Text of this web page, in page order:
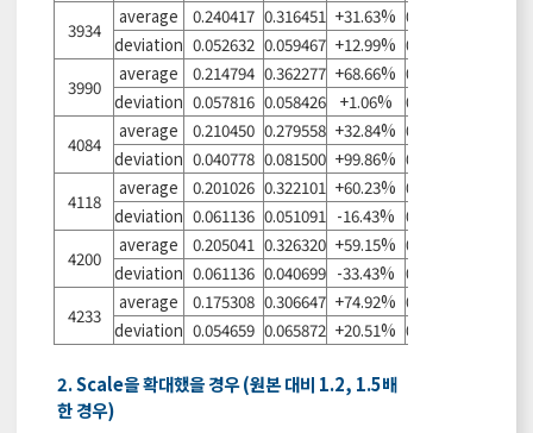
3934
average 0.240417 0.316451 +31.63% 0.223620
deviation 0.052632 0.059467 +12.99% 0.027442
3990
average 0.214794 0.362277 +68.66% 0.221371
deviation 0.057816 0.058426 +1.06% 0.048471
4084
average 0.210450 0.279558 +32.84% 0.232778
deviation 0.040778 0.081500 +99.86% 0.053585
4118
average 0.201026 0.322101 +60.23% 0.204614
deviation 0.061136 0.051091 -16.43% 0.034387
4200
average 0.205041 0.326320 +59.15% 0.238580
deviation 0.061136 0.040699 -33.43% 0.046496
4233
average 0.175308 0.306647 +74.92% 0.257013
deviation 0.054659 0.065872 +20.51% 0.046927
2. Scale을 확대했을 경우 (원본 대비 1.2, 1.5배
한 경우)